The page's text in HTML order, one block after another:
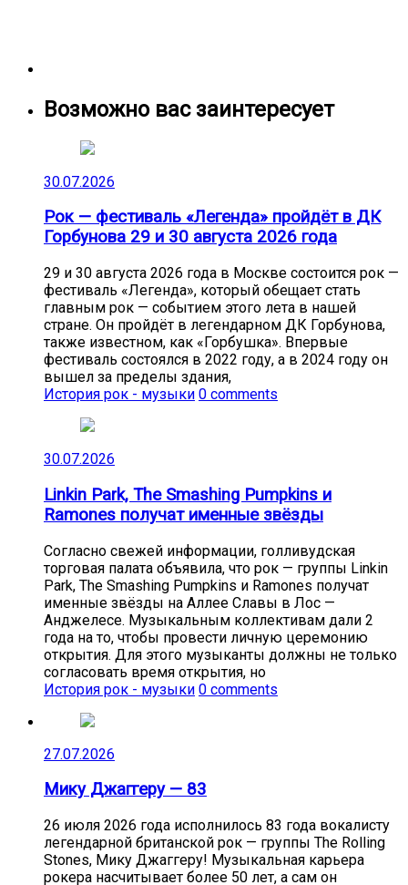
Возможно вас заинтересует
30.07.2026
Рок — фестиваль «Легенда» пройдёт в ДК
Горбунова 29 и 30 августа 2026 года
29 и 30 августа 2026 года в Москве состоится рок —
фестиваль «Легенда», который обещает стать
главным рок — событием этого лета в нашей
стране. Он пройдёт в легендарном ДК Горбунова,
также известном, как «Горбушка». Впервые
фестиваль состоялся в 2022 году, а в 2024 году он
вышел за пределы здания,
История рок - музыки 0 comments
30.07.2026
Linkin Park, The Smashing Pumpkins и
Ramones получат именные звёзды
Согласно свежей информации, голливудская
торговая палата объявила, что рок — группы Linkin
Park, The Smashing Pumpkins и Ramones получат
именные звёзды на Аллее Славы в Лос —
Анджелесе. Музыкальным коллективам дали 2
года на то, чтобы провести личную церемонию
открытия. Для этого музыканты должны не только
согласовать время открытия, но
История рок - музыки 0 comments
27.07.2026
Мику Джаггеру — 83
26 июля 2026 года исполнилось 83 года вокалисту
легендарной британской рок — группы The Rolling
Stones, Мику Джаггеру! Музыкальная карьера
рокера насчитывает более 50 лет, а сам он